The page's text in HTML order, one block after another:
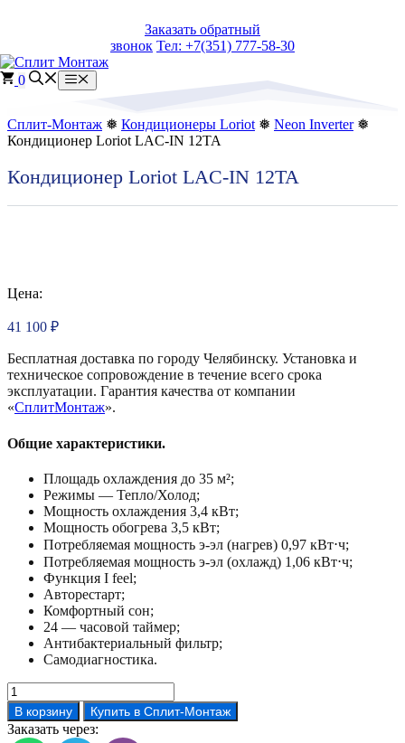
Заказать обратный
звонок Тел: +7(351) 777-58-30
0 Меню
Сплит-Монтаж ❅ Кондиционеры Loriot ❅ Neon Inverter❅
Кондиционер Loriot LAC-IN 12TA
Кондиционер Loriot LAC-IN 12TA
Цена:
41 100 ₽
Бесплатная доставка по городу Челябинску. Установка и
техническое сопровождение в течение всего срока
эксплуатации. Гарантия качества от компании
«СплитМонтаж».
Общие характеристики.
Площадь охлаждения до 35 м²;
Режимы — Тепло/Холод;
Мощность охлаждения 3,4 кВт;
Мощность обогрева 3,5 кВт;
Потребляемая мощность э-эл (нагрев) 0,97 кВт⋅ч;
Потребляемая мощность э-эл (охлажд) 1,06 кВт⋅ч;
Функция I feel;
Авторестарт;
Комфортный сон;
24 — часовой таймер;
Антибактериальный фильтр;
Самодиагностика.
Количество
товара
Кондиционер
Loriot
В корзину Купить в Сплит-Монтаж
Заказать через: